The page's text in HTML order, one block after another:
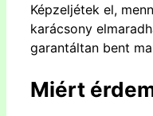
Képzeljétek el,
karácsony
garantáltan bent
Miért